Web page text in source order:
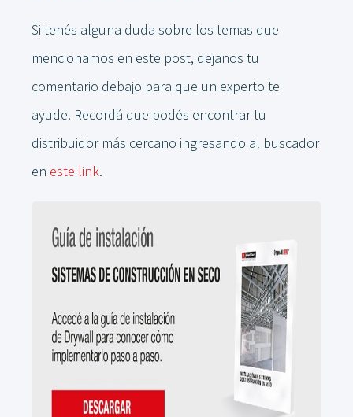
Si tenés alguna duda sobre los temas que
mencionamos en este post, dejanos tu
comentario debajo para que un experto te
ayude. Recordá que podés encontrar tu
distribuidor más cercano ingresando al buscador
en este link.